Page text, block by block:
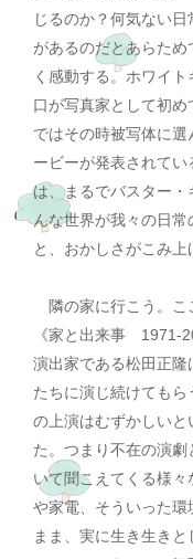
じるのか？何気ない日
があるのだとあらた
く感動する。ホワイ
口が写真家として初
ではその時被写体に
ービーが発表されて
は、まるでバスター・
んな世界が我々の日常
と、おかしさがこみ上
隣の家に行こう。こ
《家と出来事 1971-
演出家である松田正
たちに演じ続けても
の上演はむずかしい
た。つまり不在の演
いて聞こえてくる様
や家電、そういった
まま、実に生き生き